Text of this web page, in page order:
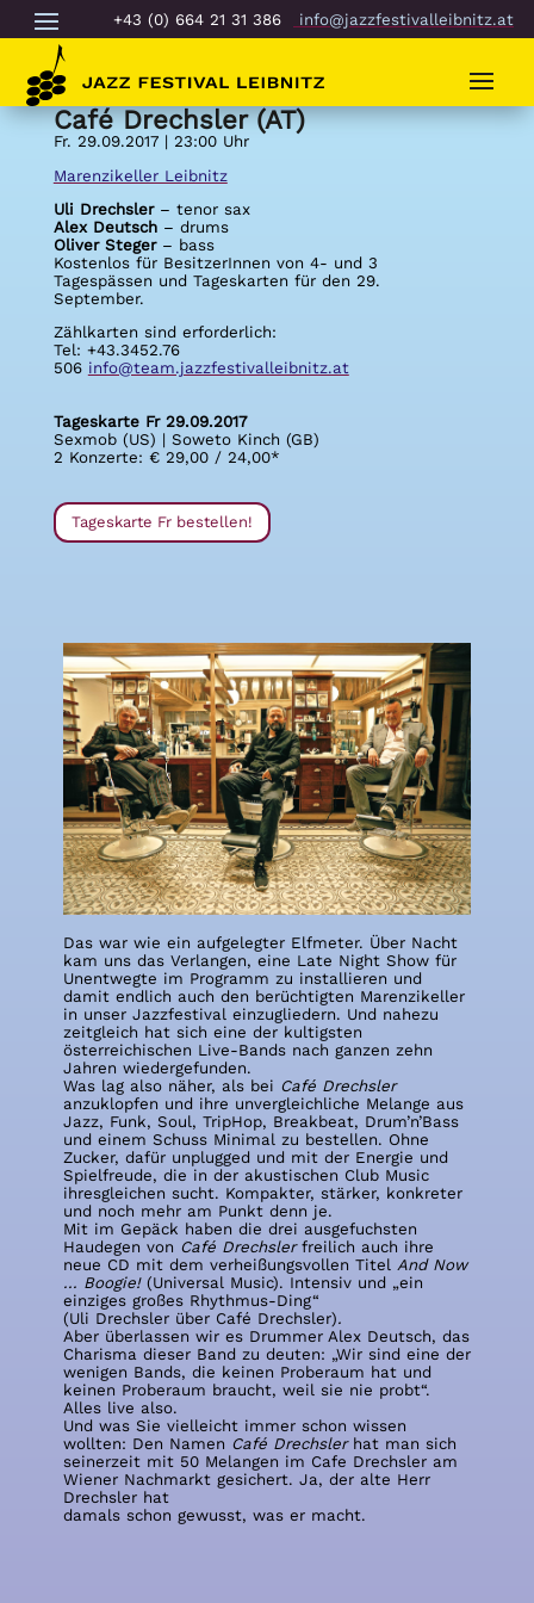
+43 (0) 664 21 31 386 info@jazzfestivalleibnitz.at
Café Drechsler (AT)
Fr. 29.09.2017 | 23:00 Uhr
Marenzikeller Leibnitz
Uli Drechsler– tenor sax
Alex Deutsch– drums
Oliver Steger– bass
Kostenlos für BesitzerInnen von 4- und 3
Tagespässen und Tageskarten für den 29.
September.
Zählkarten sind erforderlich:
Tel: +43.3452.76
506 info@team.jazzfestivalleibnitz.at
Tageskarte Fr 29.09.2017
Sexmob (US) | Soweto Kinch (GB)
2 Konzerte: € 29,00 / 24,00*
Tageskarte Fr bestellen!
Das war wie ein aufgelegter Elfmeter. Über Nacht
kam uns das Verlangen, eine Late Night Show für
Unentwegte im Programm zu installieren und
damit endlich auch den berüchtigten Marenzikeller
in unser Jazzfestival einzugliedern. Und nahezu
zeitgleich hat sich eine der kultigsten
österreichischen Live-Bands nach ganzen zehn
Jahren wiedergefunden.
Was lag also näher, als bei Café Drechsler
anzuklopfen und ihre unvergleichliche Melange aus
Jazz, Funk, Soul, TripHop, Breakbeat, Drum’n’Bass
und einem Schuss Minimal zu bestellen. Ohne
Zucker, dafür unplugged und mit der Energie und
Spielfreude, die in der akustischen Club Music
ihresgleichen sucht. Kompakter, stärker, konkreter
und noch mehr am Punkt denn je.
Mit im Gepäck haben die drei ausgefuchsten
Haudegen von Café Drechslerfreilich auch ihre
neue CD mit dem verheißungsvollen Titel And Now
... Boogie! (Universal Music). Intensiv und „ein
einziges großes Rhythmus-Ding“
(Uli Drechsler über Café Drechsler).
Aber überlassen wir es Drummer Alex Deutsch, das
Charisma dieser Band zu deuten: „Wir sind eine der
wenigen Bands, die keinen Proberaum hat und
keinen Proberaum braucht, weil sie nie probt“.
Alles live also.
Und was Sie vielleicht immer schon wissen
wollten: Den Namen Café Drechslerhat man sich
seinerzeit mit 50 Melangen im Cafe Drechsler am
Wiener Nachmarkt gesichert. Ja, der alte Herr
Drechsler hat
damals schon gewusst, was er macht.